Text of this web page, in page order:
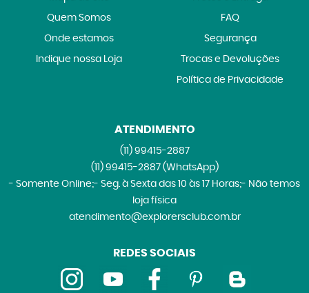
Quem Somos
Onde estamos
Indique nossa Loja
FAQ
Segurança
Trocas e Devoluções
Política de Privacidade
ATENDIMENTO
(11)99415-2887
(11)99415-2887 (WhatsApp)
- Somente Online;- Seg. à Sexta das 10 às 17 Horas;- Não temos
loja física
atendimento@explorersclub.com.br
REDES SOCIAIS